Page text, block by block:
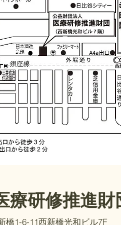
療研修推進財
橋1-6-11西新橋光和ビル7F